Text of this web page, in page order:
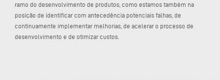
ramo do desenvolvimento de produtos, como estamos também na
posição de identificar com antecedência potenciais falhas, de
continuamente implementar melhorias, de acelerar o processo de
desenvolvimento e de otimizar custos.